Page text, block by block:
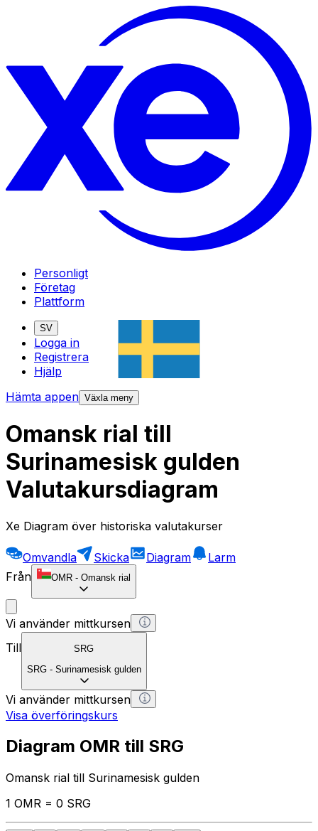
Personligt
Företag
Plattform
SV
Logga in
Registrera
Hjälp
Hämta appen Växla meny
Omansk rial till
Surinamesisk gulden
Valutakursdiagram
Xe Diagram över historiska valutakurser
Omvandla Skicka Diagram
Larm
Från
OMR - Omansk rial
Vi använder mittkursen
Till
SRG
SRG - Surinamesisk gulden
Vi använder mittkursen
Visa överföringskurs
Diagram OMR till SRG
Omansk rial till Surinamesisk gulden
1 OMR = 0 SRG